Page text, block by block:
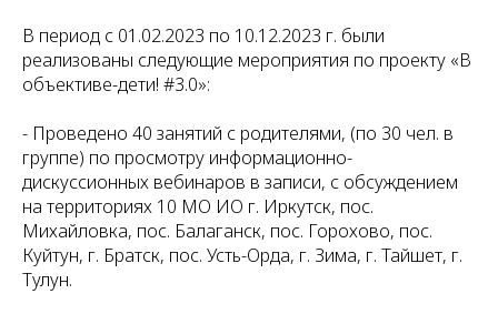
В период с 01.02.2023 по 10.12.2023 г. были
реализованы следующие мероприятия по проекту «В
объективе-дети! #3.0»:
- Проведено 40 занятий с родителями, (по 30 чел. в
группе) по просмотру информационно-
дискуссионных вебинаров в записи, с обсуждением
на территориях 10 МО ИО г. Иркутск, пос.
Михайловка, пос. Балаганск, пос. Горохово, пос.
Куйтун, г. Братск, пос. Усть-Орда, г. Зима, г. Тайшет, г.
Тулун.